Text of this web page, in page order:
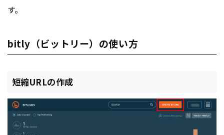
す。
bitly（ビットリー）の使い方
短縮URLの作成